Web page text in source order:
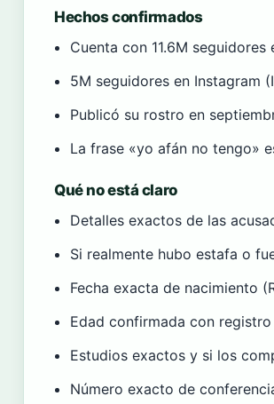
Hechos confirmados
Cuenta con 11.6M
5M seguidores en Instagram
Publicó su rostro en
La frase «yo afán no tengo»
Qué no está claro
Detalles exactos de las
Si realmente hubo estafa o
Fecha exacta de nacimiento
Edad confirmada con
Estudios exactos y si los
Número exacto de